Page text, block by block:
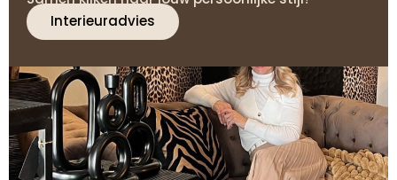
Interieuradvies